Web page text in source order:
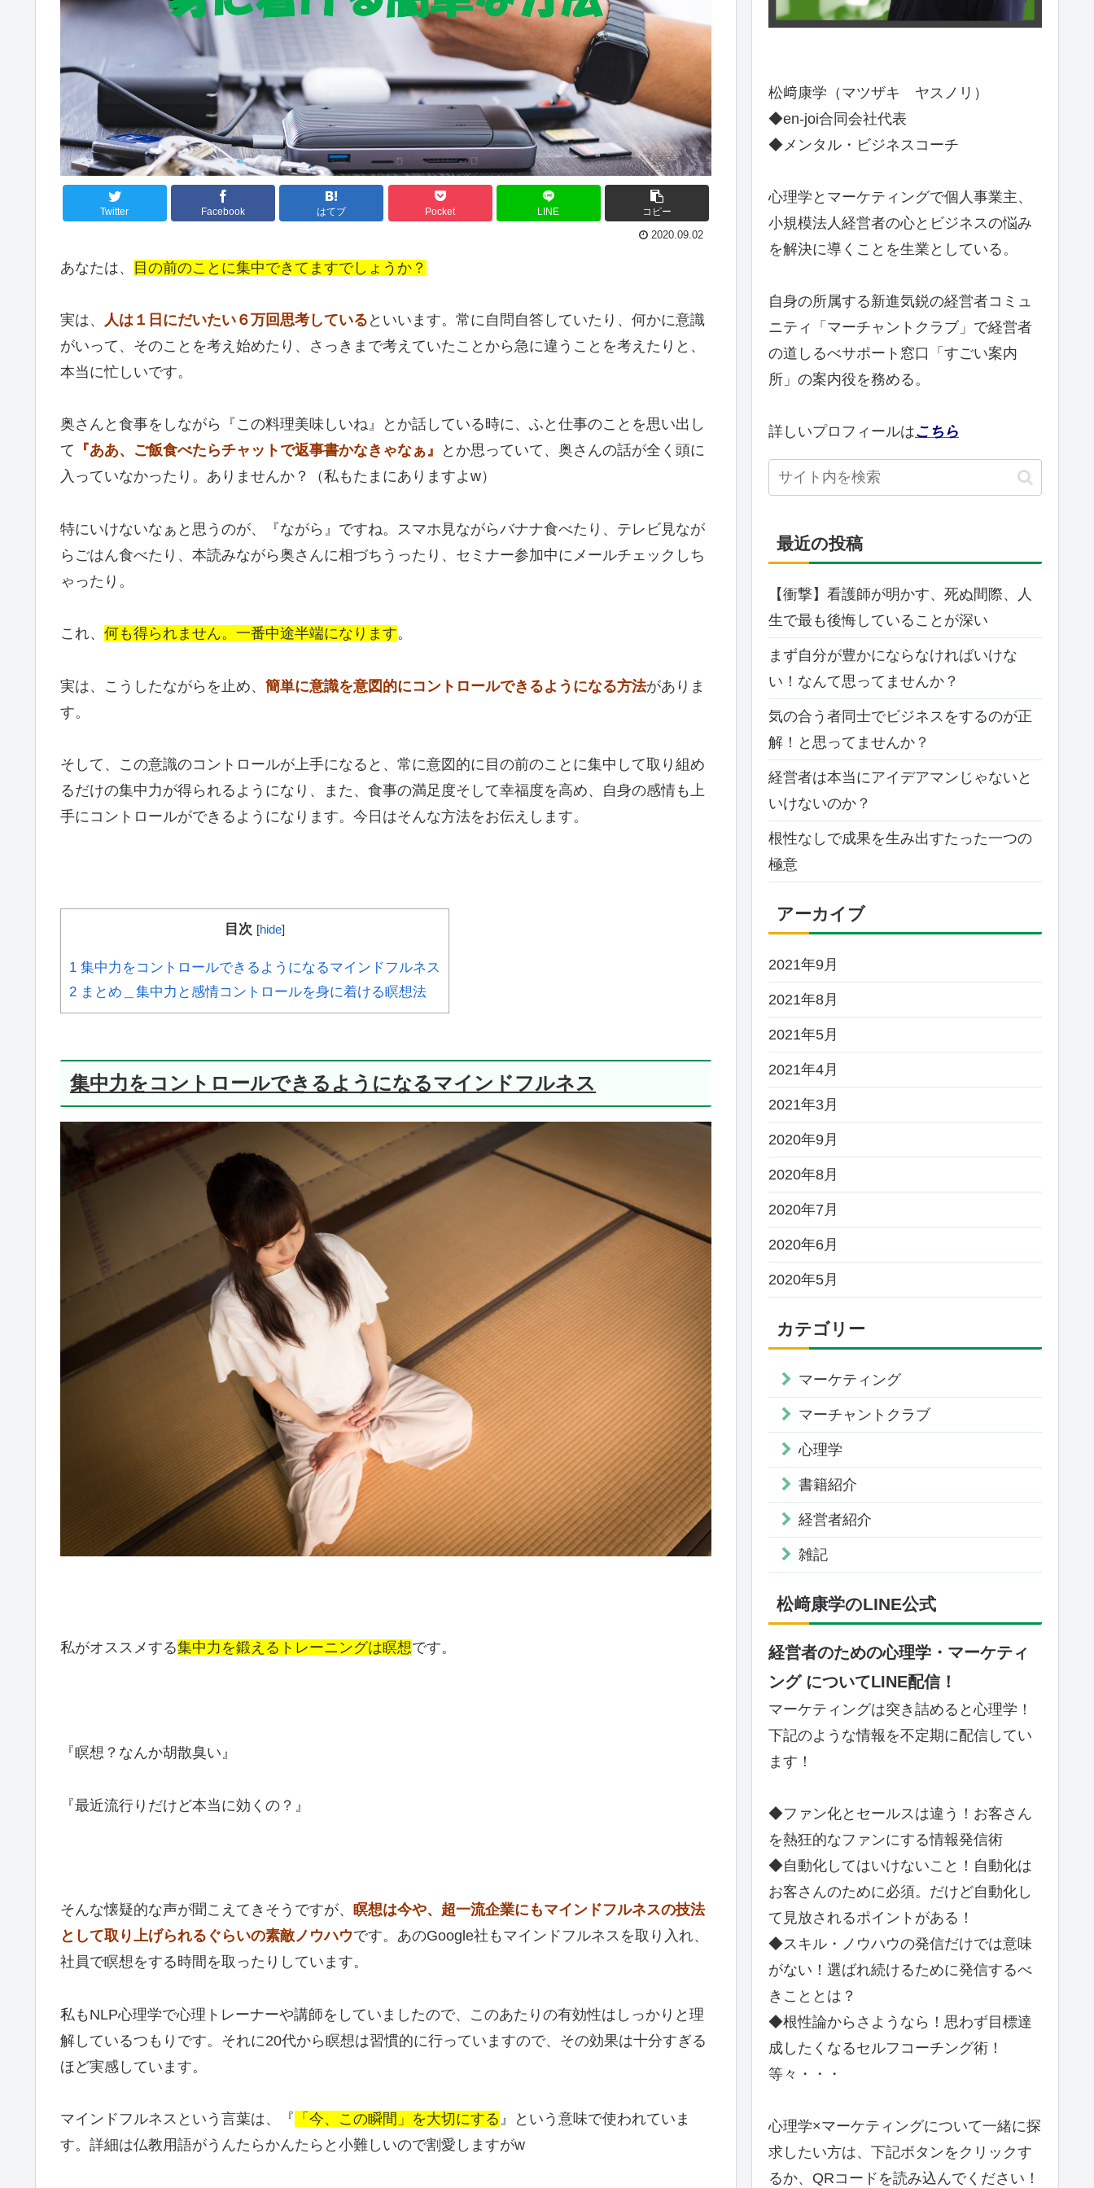
Twitter Facebook はてブ Pocket LINE コピー
2020.09.02
あなたは、 目の前のことに集中できてますでしょうか？
実は、 人は１日にだいたい６万回思考している といいます。常に自問自答していたり、何かに意識
がいって、そのことを考え始めたり、さっきまで考えていたことから急に違うことを考えたりと、
本当に忙しいです。
奥さんと食事をしながら『この料理美味しいね』とか話している時に、ふと仕事のことを思い出し
て 『ああ、ご飯食べたらチャットで返事書かなきゃなぁ』
とか思っていて、奥さんの話が全く頭に
入っていなかったり。ありませんか？（私もたまにありますよw）
特にいけないなぁと思うのが、『ながら』ですね。スマホ見ながらバナナ食べたり、テレビ見なが
らごはん食べたり、本読みながら奥さんに相づちうったり、セミナー参加中にメールチェックしち
ゃったり。
これ、 何も得られません。一番中途半端になります。
実は、こうしたながらを止め、 簡単に意識を意図的にコントロールできるようになる方法がありま
す。
そして、この意識のコントロールが上手になると、常に意図的に目の前のことに集中して取り組め
るだけの集中力が得られるようになり、また、食事の満足度そして幸福度を高め、自身の感情も上
手にコントロールができるようになります。今日はそんな方法をお伝えします。
目次 [hide]
1 集中力をコントロールできるようになるマインドフルネス
2 まとめ＿集中力と感情コントロールを身に着ける瞑想法
集中力をコントロールできるようになるマインドフルネス
私がオススメする集中力を鍛えるトレーニングは瞑想です。
『瞑想？なんか胡散臭い』
『最近流行りだけど本当に効くの？』
そんな懐疑的な声が聞こえてきそうですが、 瞑想は今や、超一流企業にもマインドフルネスの技法
として取り上げられるぐらいの素敵ノウハウです。あのGoogle社もマインドフルネスを取り入れ、
社員で瞑想をする時間を取ったりしています。
私もNLP心理学で心理トレーナーや講師をしていましたので、このあたりの有効性はしっかりと理
解しているつもりです。それに20代から瞑想は習慣的に行っていますので、その効果は十分すぎる
ほど実感しています。
マインドフルネスという言葉は、『 「今、この瞬間」を大切にする 』という意味で使われていま
す。詳細は仏教用語がうんたらかんたらと小難しいので割愛しますがw
松﨑康学（マツザキ ヤスノリ）
◆en-joi合同会社代表
◆メンタル・ビジネスコーチ
心理学とマーケティングで個人事業主、
小規模法人経営者の心とビジネスの悩み
を解決に導くことを生業としている。
自身の所属する新進気鋭の経営者コミュ
ニティ「マーチャントクラブ」で経営者
の道しるべサポート窓口「すごい案内
所」の案内役を務める。
詳しいプロフィールはこちら
最近の投稿
【衝撃】看護師が明かす、死ぬ間際、人
生で最も後悔していることが深い
まず自分が豊かにならなければいけな
い！なんて思ってませんか？
気の合う者同士でビジネスをするのが正
解！と思ってませんか？
経営者は本当にアイデアマンじゃないと
いけないのか？
根性なしで成果を生み出すたった一つの
極意
アーカイブ
2021年9月
2021年8月
2021年5月
2021年4月
2021年3月
2020年9月
2020年8月
2020年7月
2020年6月
2020年5月
カテゴリー
マーケティング
マーチャントクラブ
心理学
書籍紹介
経営者紹介
雑記
松﨑康学のLINE公式
経営者のための心理学・マーケティ
ング についてLINE配信！
マーケティングは突き詰めると心理学！
下記のような情報を不定期に配信してい
ます！
◆ファン化とセールスは違う！お客さん
を熱狂的なファンにする情報発信術
◆自動化してはいけないこと！自動化は
お客さんのために必須。だけど自動化し
て見放されるポイントがある！
◆スキル・ノウハウの発信だけでは意味
がない！選ばれ続けるために発信するべ
きこととは？
◆根性論からさようなら！思わず目標達
成したくなるセルフコーチング術！
等々・・・
心理学×マーケティングについて一緒に探
求したい方は、下記ボタンをクリックす
るか、QRコードを読み込んでください！